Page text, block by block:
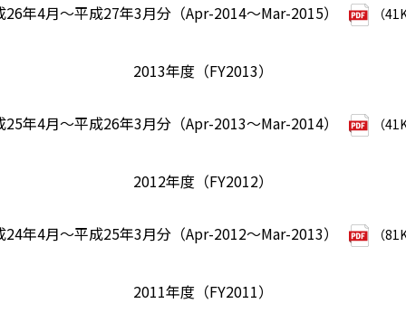
26年4月～平成27年3月分（Apr-2014～Mar-2015） （
2013年度（FY2013）
25年4月～平成26年3月分（Apr-2013～Mar-2014） （
2012年度（FY2012）
24年4月～平成25年3月分（Apr-2012～Mar-2013） （
2011年度（FY2011）